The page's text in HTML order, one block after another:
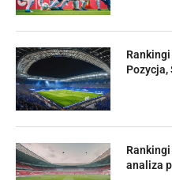
Rankingi
analiza